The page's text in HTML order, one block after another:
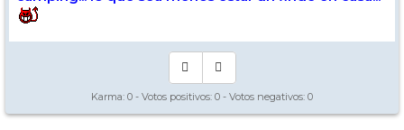
Karma: 0 - Votos positivos: 0 - Votos negativos: 0